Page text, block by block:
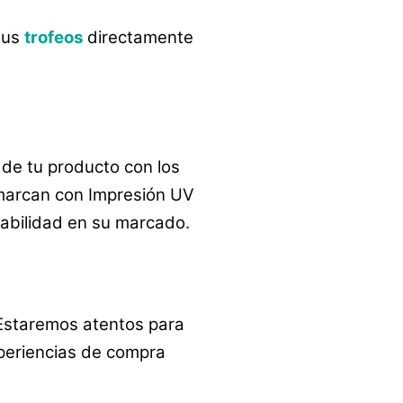
trofeos directamente
tu producto con los
con Impresión UV
en su marcado.
atentos para
de compra